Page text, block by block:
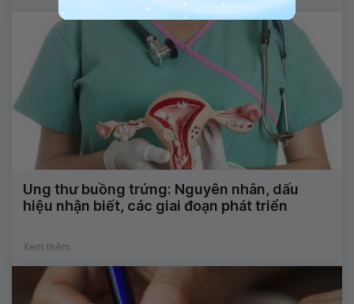
Ung thư buồng trứng: Nguyên nhân, dấu
hiệu nhận biết, các giai đoạn phát triển
Xem thêm